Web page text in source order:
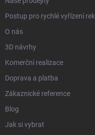
Postup pro rychlé vyřízení
O nás
3D návrhy
Komerční realizace
Doprava a platba
Zákaznické reference
Blog
Jak si vybrat